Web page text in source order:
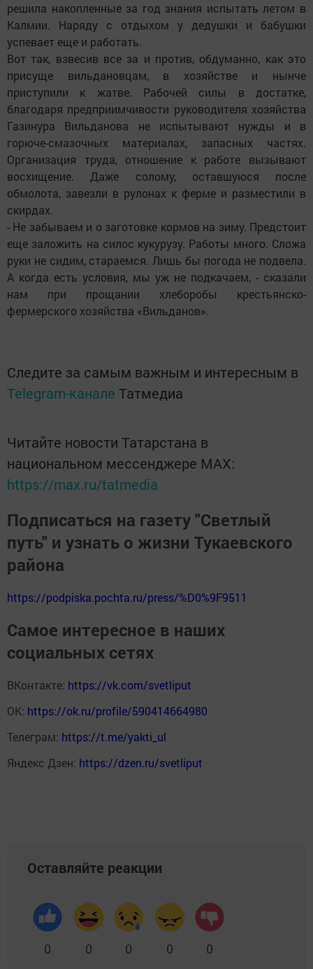
решила накопленные за год знания испытать летом в
Калмии. Наряду с отдыхом у дедушки и бабушки
успевает еще и работать.
Вот так, взвесив все за и против, обдуманно, как это
присуще вильдановцам, в хозяйстве и нынче
приступили к жатве. Рабочей силы в достатке,
благодаря предприимчивости руководителя хозяйства
Газинура Вильданова не испытывают нужды и в
горюче-смазочных материалах, запасных частях.
Организация труда, отношение к работе вызывают
восхищение. Даже солому, оставшуюся после
обмолота, завезли в рулонах к ферме и разместили в
скирдах.
- Не забываем и о заготовке кормов на зиму. Предстоит
еще заложить на силос кукурузу. Работы много. Сложа
руки не сидим, стараемся. Лишь бы погода не подвела.
А когда есть условия, мы уж не подкачаем, - сказали
нам при прощании хлеборобы крестьянско-
фермерского хозяйства «Вильданов».
Следите за самым важным и интересным в
Telegram-канале Татмедиа
Читайте новости Татарстана в
национальном мессенджере MАХ:
https://max.ru/tatmedia
Подписаться на газету "Светлый
путь" и узнать о жизни Тукаевского
района
https://podpiska.pochta.ru/press/%D0%9F9511
Самое интересное в наших
социальных сетях
ВКонтакте: https://vk.com/svetliput
ОК: https://ok.ru/profile/590414664980
Телеграм: https://t.me/yakti_ul
Яндекс Дзен: https://dzen.ru/svetliput
Оставляйте реакции
0 0 0 0 0